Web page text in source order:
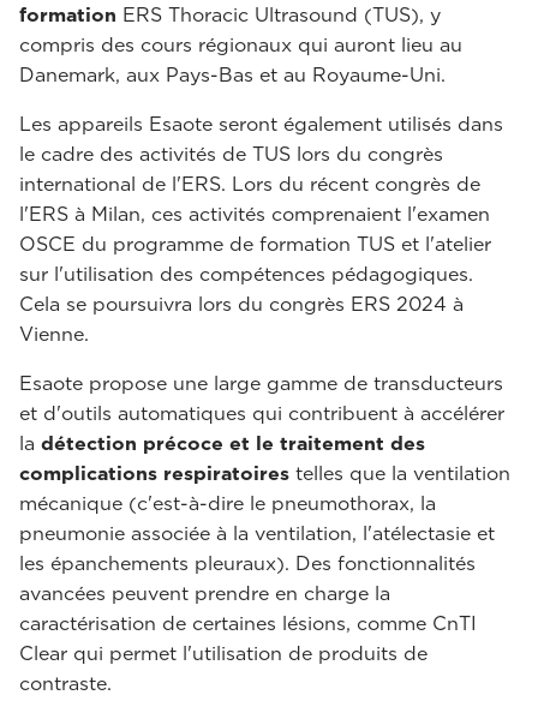
formation ERS Thoracic Ultrasound (TUS), y
compris des cours régionaux qui auront lieu au
Danemark, aux Pays-Bas et au Royaume-Uni.
Les appareils Esaote seront également utilisés dans
le cadre des activités de TUS lors du congrès
international de l'ERS. Lors du récent congrès de
l'ERS à Milan, ces activités comprenaient l'examen
OSCE du programme de formation TUS et l'atelier
sur l'utilisation des compétences pédagogiques.
Cela se poursuivra lors du congrès ERS 2024 à
Vienne.
Esaote propose une large gamme de transducteurs
et d'outils automatiques qui contribuent à accélérer
la détection précoce et le traitement des
complications respiratoires telles que la ventilation
mécanique (c'est-à-dire le pneumothorax, la
pneumonie associée à la ventilation, l'atélectasie et
les épanchements pleuraux). Des fonctionnalités
avancées peuvent prendre en charge la
caractérisation de certaines lésions, comme CnTI
Clear qui permet l'utilisation de produits de
contraste.